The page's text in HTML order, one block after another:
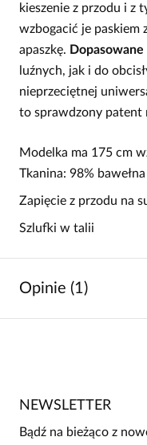
kieszenie z przodu i z
wzbogacić je paskiem
apaszkę.
luźnych, jak i do
nieprzeciętnej
to sprawdzony patent
Modelka ma 175 cm
Tkanina: 98%
Zapięcie z przodu na
Szlufki w talii
Opinie (1)
4
3
NEWSLETTER
Bądź na bieżąco z